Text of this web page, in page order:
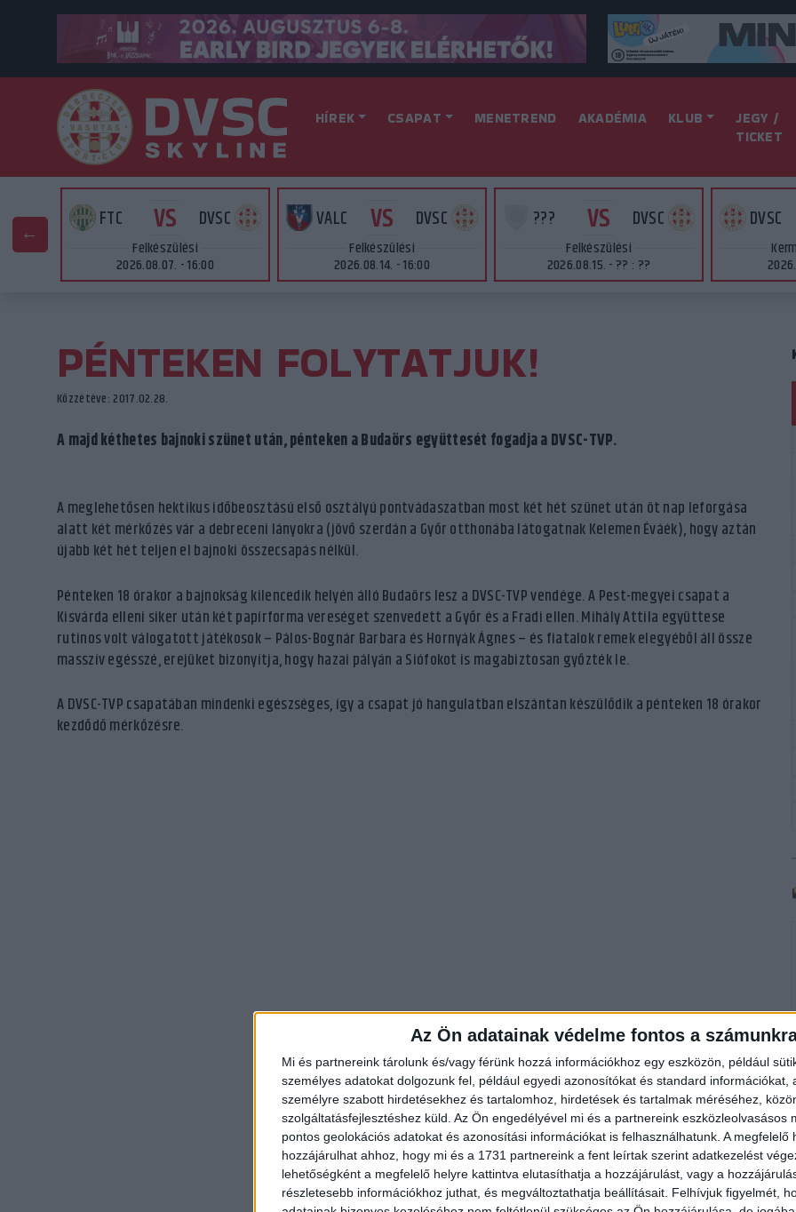
Az Ön adatainak védelme fontos a
Mi és partnereink tárolunk és/vagy férünk hozzá információkhoz egy eszközön, például
személyes adatokat dolgozunk fel, például egyedi azonosítókat és standard információkat,
személyre szabott hirdetésekhez és tartalomhoz, hirdetések és tartalmak méréséhez,
szolgáltatásfejlesztéshez küld. Az Ön engedélyével mi és a partnereink eszközleolvasásos
pontos geolokációs adatokat és azonosítási információkat is felhasználhatunk. A megfelelő
hozzájárulhat ahhoz, hogy mi és a 1731 partnereink a fent leírtak szerint adatkezelést
lehetőségként a megfelelő helyre kattintva elutasíthatja a hozzájárulást, vagy a
részletesebb információkhoz juthat, és megváltoztathatja beállításait. Felhívjuk figyelmét,
HÍREK CSAPAT MENETREND AKADÉMIA KLUB
JEGY /
TICKET
FTC VS DVSC
Felkészülési
2026.08.07. - 16:00
VALC VS DVSC
Felkészülési
2026.08.14. - 16:00
??? VS DVSC
Felkészülési
2026.08.15. - ?? : ??
DVSC
PÉNTEKEN FOLYTATJUK!
Közzétéve: 2017.02.28.
A majd kéthetes bajnoki szünet után, pénteken a Budaörs együttesét fogadja a DVSC-TVP.
A meglehetősen hektikus időbeosztású első osztályú pontvádaszatban most két hét szünet után öt nap leforgása
alatt két mérkőzés vár a debreceni lányokra (jövő szerdán a Győr otthonába látogatnak Kelemen Éváék), hogy aztán
újabb két hét teljen el bajnoki összecsapás nélkül.
Pénteken 18 órakor a bajnokság kilencedik helyén álló Budaörs lesz a DVSC-TVP vendége. A Pest-megyei csapat a
Kisvárda elleni siker után két papírforma vereséget szenvedett a Győr és a Fradi ellen. Mihály Attila együttese
rutinos volt válogatott játékosok – Pálos-Bognár Barbara és Hornyák Ágnes – és fiatalok remek elegyéből áll össze
masszív egésszé, erejüket bizonyítja, hogy hazai pályán a Siófokot is magabiztosan győzték le.
A DVSC-TVP csapatában mindenki egészséges, így a csapat jó hangulatban elszántan készülődik a pénteken 18 órakor
kezdődő mérkőzésre.